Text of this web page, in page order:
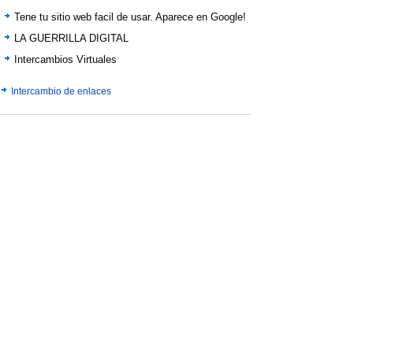
Tene tu sitio web facil de usar. Aparece en Google!
LA GUERRILLA DIGITAL
Intercambios Virtuales
Intercambio de enlaces